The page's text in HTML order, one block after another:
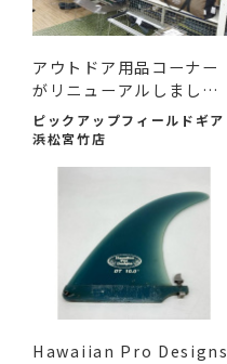
アウトドア用品コーナー
がリニューアルしまし
た！
ピックアップフィールドギア
浜松宮竹店
Hawaiian Pro Designs